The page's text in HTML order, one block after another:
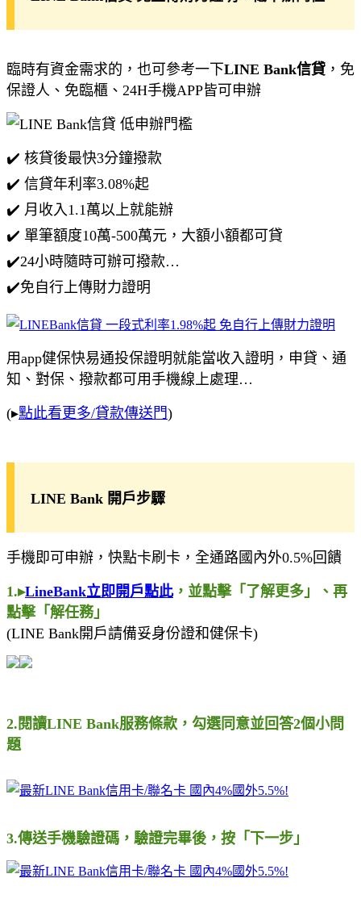
臨時有資金需求的，也可參考一下LINE Bank信貸 ，免
保證人、免臨櫃、24H手機APP皆可申辦
✔️ 核貸後最快3分鐘撥款
✔️ 信貸年利率3.08%起
✔️ 月收入1.1萬以上就能辦
✔️ 單筆額度10萬-500萬元，大額小額都可貸
✔️24小時隨時可辦可撥款…
✔️免自行上傳財力證明
用app健保快易通投保證明就能當收入證明，申貸、通
知、對保、撥款都可用手機線上處理…
(▸點此看更多/貸款傳送門)
LINE Bank 開戶步驟
手機即可申辦，快點卡刷卡，全通路國內外0.5%回饋
1.▸LineBank立即開戶點此，並點擊「了解更多」、再
點擊「解任務」
(LINE Bank開戶請備妥身份證和健保卡)
2.閱讀LINE Bank服務條款，勾選同意並回答2個小問
題
3.傳送手機驗證碼，驗證完畢後，按「下一步」